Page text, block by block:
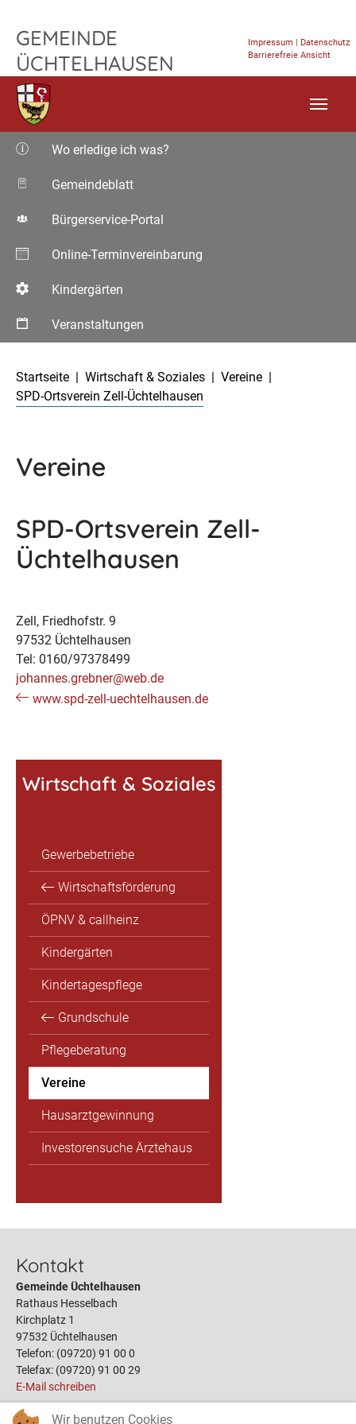
GEMEINDE
ÜCHTELHAUSEN
Impressum | Datenschutz
Barrierefreie Ansicht
Wo erledige ich was?
Gemeindeblatt
Bürgerservice-Portal
Online-Terminvereinbarung
Kindergärten
Veranstaltungen
Startseite
Wirtschaft & Soziales
Vereine
SPD-Ortsverein Zell-Üchtelhausen
Vereine
SPD-Ortsverein Zell-
Üchtelhausen
Zell, Friedhofstr. 9
97532 Üchtelhausen
Tel: 0160/97378499
johannes.grebner@web.de
www.spd-zell-uechtelhausen.de
Wirtschaft & Soziales
Gewerbebetriebe
Wirtschaftsförderung
ÖPNV & callheinz
Kindergärten
Kindertagespflege
Grundschule
Pflegeberatung
Vereine
Hausarztgewinnung
Investorensuche Ärztehaus
Kontakt
Gemeinde Üchtelhausen
Rathaus Hesselbach
Kirchplatz 1
97532 Üchtelhausen
Telefon: (09720) 91 00 0
Telefax: (09720) 91 00 29
E-Mail schreiben
Wir benutzen Cookies